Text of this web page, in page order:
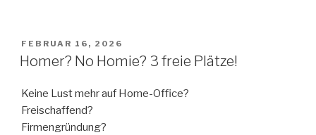
VERÖFFENTLICHT
AM
FEBRUAR 16, 2026
Homer? No Homie? 3 freie Plätze!
Keine Lust mehr auf Home-Office?
Freischaffend?
Firmengründung?